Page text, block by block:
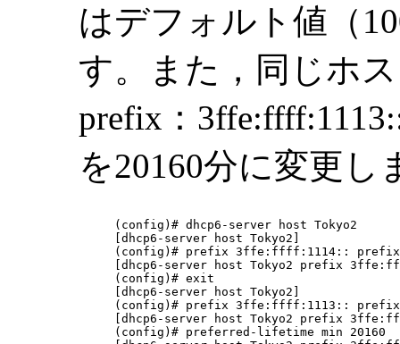
はデフォルト値（
す。また，同じホ
prefix：
を20160分に変更し
(config)# dhcp6-server host Tokyo2
[dhcp6-server host Tokyo2]
(config)# prefix 3ffe:ffff:1114::
[dhcp6-server host Tokyo2 prefix
(config)# exit
[dhcp6-server host Tokyo2]
(config)# prefix 3ffe:ffff:1113::
[dhcp6-server host Tokyo2 prefix
(config)# preferred-lifetime min 20160